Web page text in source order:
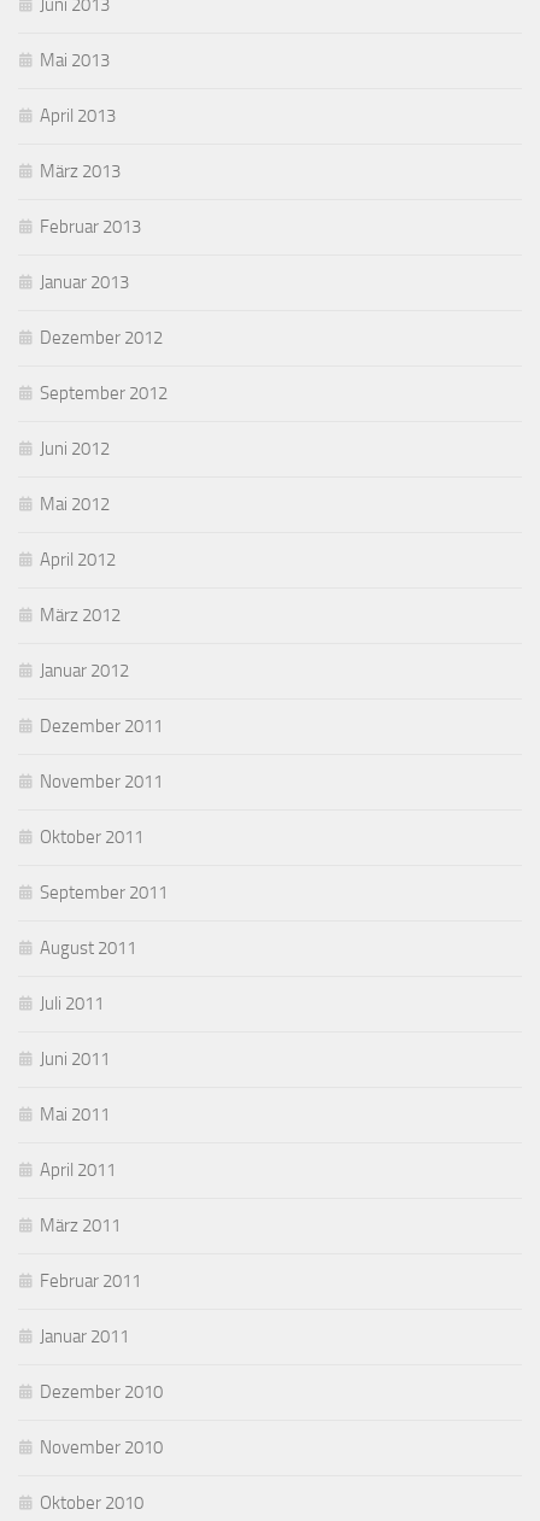
Juni 2013
Mai 2013
April 2013
März 2013
Februar 2013
Januar 2013
Dezember 2012
September 2012
Juni 2012
Mai 2012
April 2012
März 2012
Januar 2012
Dezember 2011
November 2011
Oktober 2011
September 2011
August 2011
Juli 2011
Juni 2011
Mai 2011
April 2011
März 2011
Februar 2011
Januar 2011
Dezember 2010
November 2010
Oktober 2010